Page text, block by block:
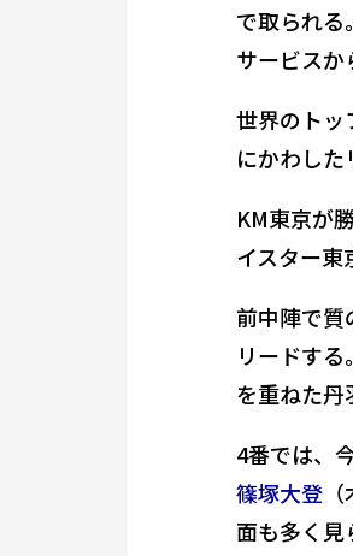
で取られる
サービスか
世界のトッ
にかわした
KM東京が
イスター東
前中陣で質
リードす
を重ねた丹
4番では、
篠塚大登
面も多く